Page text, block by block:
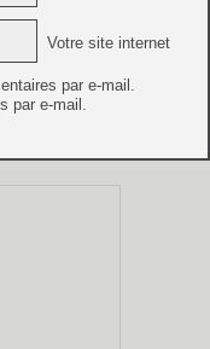
Votre site internet
par e-mail.
par e-mail.